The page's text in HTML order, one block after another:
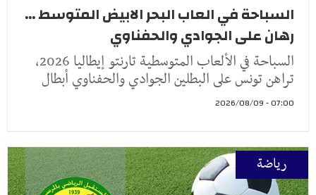
السباحة في العاب البحر الابيض المتوسط ...
رهان على الجوادي والحفناوي
السباحة في الألعاب المتوسطية تارنتو إيطاليا 2026،
تراهن تونس على البطلين الجوادي والحفناوي أبطال
07:00 - 2026/08/09
رياضة